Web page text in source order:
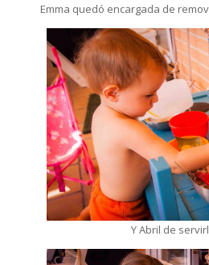
Emma quedó encargada de
Y Abril de